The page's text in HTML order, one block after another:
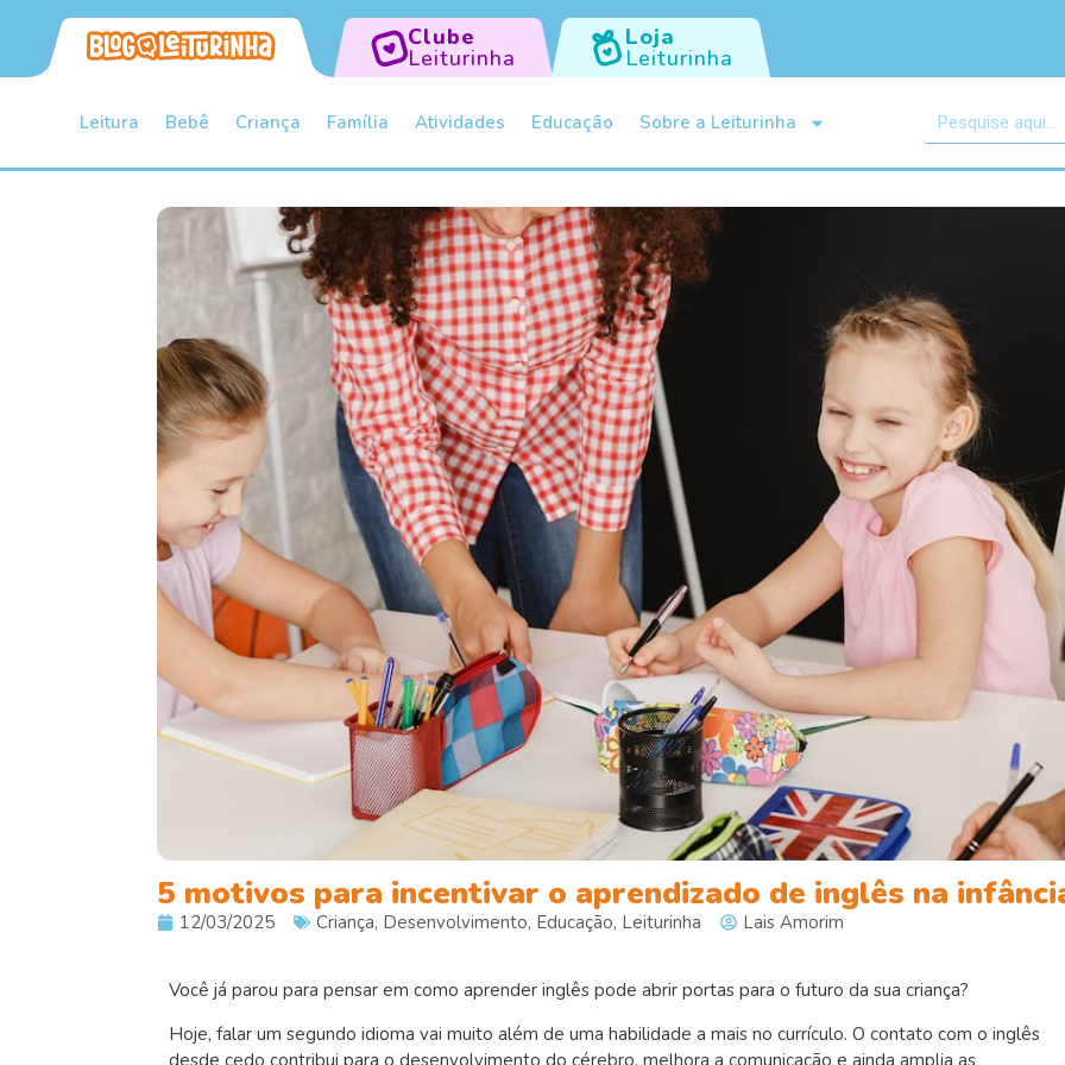
Clube
Leiturinha
Loja
Leiturinha
Leitura Bebê Criança Família Atividades Educação Sobre a Leiturinha
5 motivos para incentivar o aprendizado de inglês na
12/03/2025 Criança, Desenvolvimento, Educação, Leiturinha Lais Amorim
Você já parou para pensar em como aprender inglês pode abrir portas para o futuro da sua criança?
Hoje, falar um segundo idioma vai muito além de uma habilidade a mais no currículo. O contato com o inglês
desde cedo contribui para o desenvolvimento do cérebro, melhora a comunicação e ainda amplia as